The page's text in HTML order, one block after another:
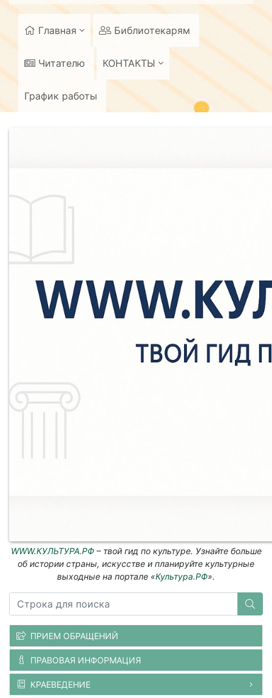
Главная Библиотекарям
Читателю КОНТАКТЫ
График работы
WWW.КУЛЬТУРА.РФ– твой гид по культуре. Узнайте больше
об истории страны, искусстве и планируйте культурные
выходные на портале «Культура.РФ».
ПРИЕМ ОБРАЩЕНИЙ
ПРАВОВАЯ ИНФОРМАЦИЯ
КРАЕВЕДЕНИЕ